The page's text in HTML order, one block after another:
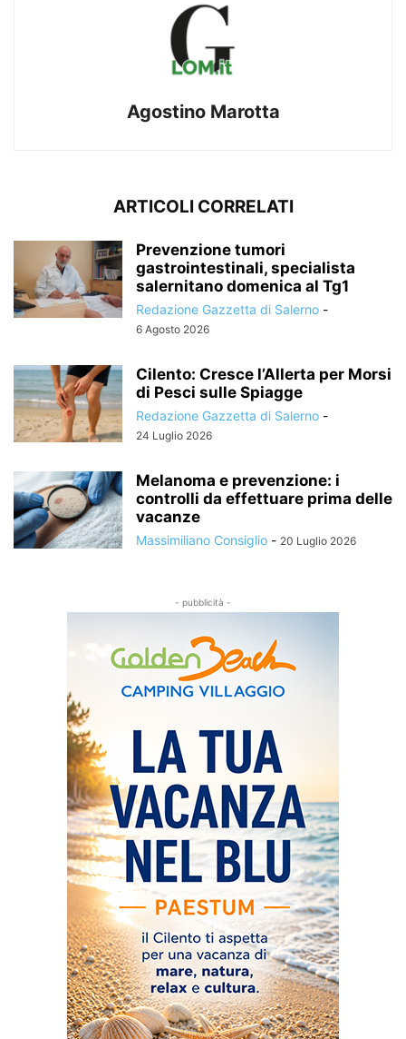
Agostino Marotta
ARTICOLI CORRELATI
Prevenzione tumori
gastrointestinali, specialista
salernitano domenica al Tg1
Redazione Gazzetta di Salerno -
6 Agosto 2026
Cilento: Cresce l’Allerta per Morsi
di Pesci sulle Spiagge
Redazione Gazzetta di Salerno -
24 Luglio 2026
Melanoma e prevenzione: i
controlli da effettuare prima delle
vacanze
Massimiliano Consiglio - 20 Luglio 2026
- pubblicità -